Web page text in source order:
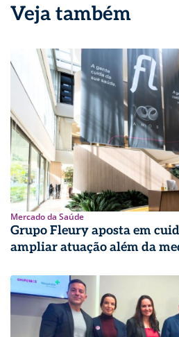
Veja também
Mercado da Saúde
Grupo Fleury aposta em
ampliar atuação além da